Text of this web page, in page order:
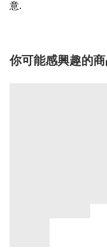
意.
你可能感興趣的